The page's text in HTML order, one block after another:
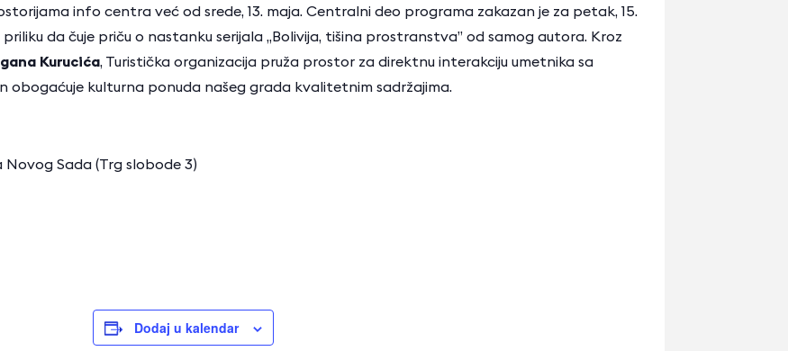
info centra već od srede, 13. maja. Centralni deo programa zakazan je za petak, 15.
da čuje priču o nastanku serijala „Bolivija, tišina prostranstva” od samog autora. Kroz
Kurucića, Turistička organizacija pruža prostor za direktnu interakciju umetnika sa
obogaćuje kulturna ponuda našeg grada kvalitetnim sadržajima.
Sada (Trg slobode 3)
Dodaj u kalendar